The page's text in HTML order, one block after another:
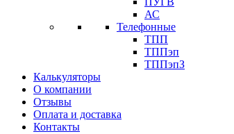
АС
Телефонные
ТПП
ТППэп
ТППэпЗ
Калькуляторы
О компании
Отзывы
Оплата и доставка
Контакты